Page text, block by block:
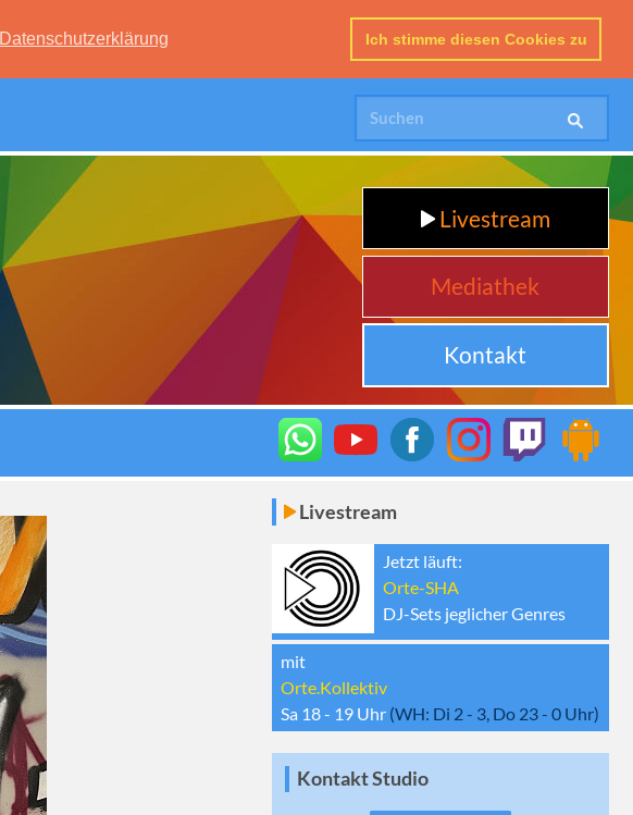
Datenschutzerklärung Ich stimme diesen Cookies zu
Livestream
Mediathek
Kontakt
Livestream
Jetzt läuft:
Orte-SHA
DJ-Sets jeglicher Genres
mit
Orte.Kollektiv
Sa 18 - 19 Uhr (WH: Di 2 - 3, Do 23 - 0 Uhr)
Kontakt Studio